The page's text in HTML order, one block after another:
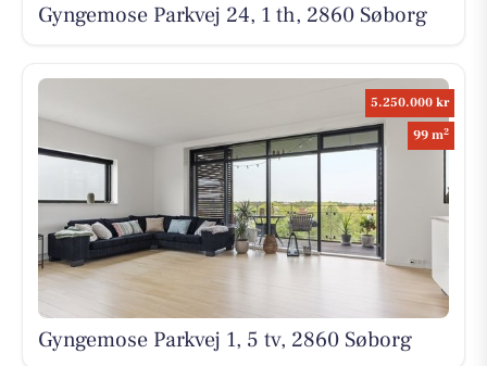
Gyngemose Parkvej 24, 1 th, 2860 Søborg
5.250.000 kr
99 m2
Gyngemose Parkvej 1, 5 tv, 2860 Søborg